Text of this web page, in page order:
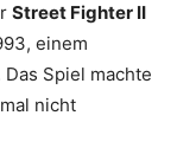
Street Fighter II
einem
Spiel machte
nicht